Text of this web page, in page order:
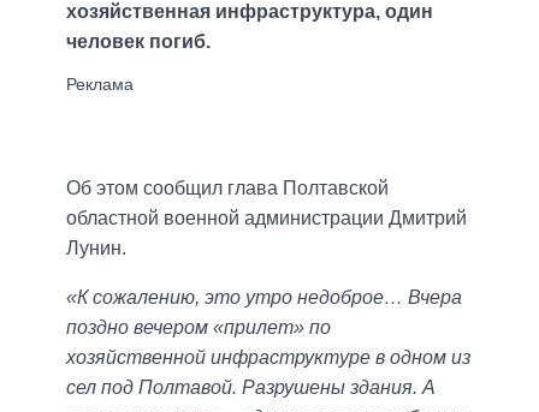
хозяйственная инфраструктура, один
человек погиб.
Об этом сообщил глава Полтавской
областной военной администрации Дмитрий
Лунин.
«К сожалению, это утро недоброе… Вчера
поздно вечером «прилет» по
хозяйственной инфраструктуре в одном из
сел под Полтавой. Разрушены здания. А